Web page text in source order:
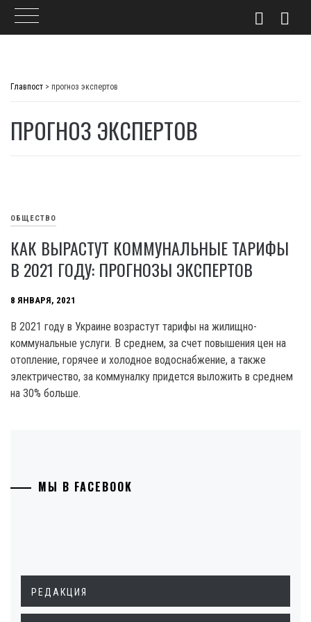
Главпост > прогноз экспертов
ПРОГНОЗ ЭКСПЕРТОВ
ОБЩЕСТВО
КАК ВЫРАСТУТ КОММУНАЛЬНЫЕ ТАРИФЫ
В 2021 ГОДУ: ПРОГНОЗЫ ЭКСПЕРТОВ
8 ЯНВАРЯ, 2021
В 2021 году в Украине возрастут тарифы на жилищно-
коммунальные услуги. В среднем, за счет повышения цен на
отопление, горячее и холодное водоснабжение, а также
электричество, за коммуналку придется выложить в среднем
на 30% больше.
МЫ В FACEBOOK
РЕДАКЦИЯ